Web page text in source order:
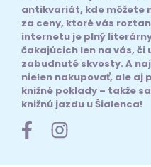
antikvariát, kde môžete
za ceny, ktoré vás
internetu je plný
čakajúcich len na vás,
zabudnuté skvosty. A
nielen nakupovať, ale aj
knižné poklady – takže
knižnú jazdu u Šialenca!